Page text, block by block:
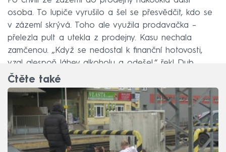
osoba. To lupiče vyrušilo a šel se přesvědčit, kdo se
v zázemí skrývá. Toho ale využila prodavačka –
přelezla pult a utekla z prodejny. Kasu nechala
zamčenou. „Když se nedostal k finanční hotovosti,
vzal alespoň láhev alkoholu a odešel,“ řekl Dub.
Čtěte také